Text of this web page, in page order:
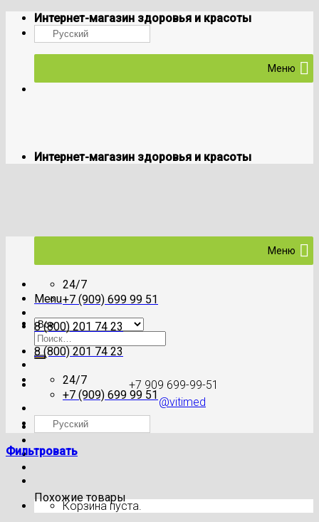
Skip
content
Интернет-магазин здоровья и красоты
Русский
Меню
Интернет-магазин здоровья и красоты
Menu
Искать:
+7 909 699-99-51
@vitimed
Где моя посылка?
Корзина пуста.
Меню
24/7
+7 (909) 699 99 51
8 (800) 201 74 23
8 (800) 201 74 23
24/7
+7 (909) 699 99 51
Русский
Фильтровать
Похожие товары